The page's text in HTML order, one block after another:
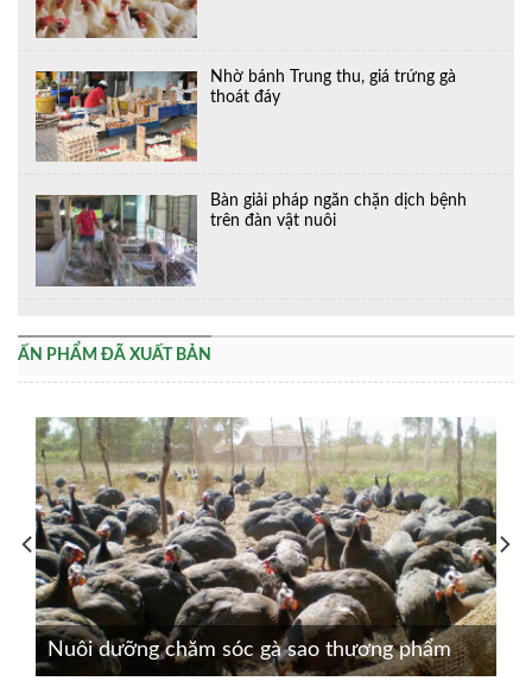
Nhờ bánh Trung thu, giá trứng gà
thoát đáy
Bàn giải pháp ngăn chặn dịch bệnh
trên đàn vật nuôi
ẤN PHẨM ĐÃ XUẤT BẢN
Nuôi dưỡng chăm sóc gà sao thương phẩm